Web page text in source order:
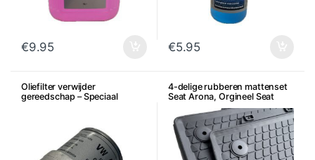
€9.95 €5.95
Oliefilter verwijder
gereedschap – Speciaal
4-delige rubberen mattenset
Seat Arona, Orgineel Seat